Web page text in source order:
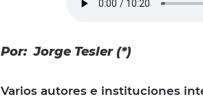
Por: Jorge Tesler (*)
Varios autores e instituciones